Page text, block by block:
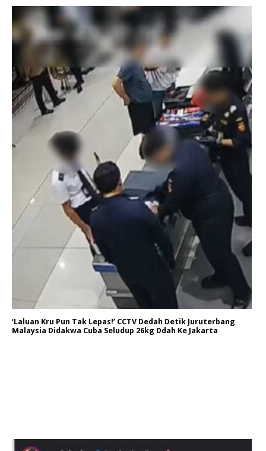
‘Laluan Kru Pun Tak Lepas!’ CCTV Dedah Detik Juruterbang
Malaysia Didakwa Cuba Seludup 26kg Ddah Ke Jakarta